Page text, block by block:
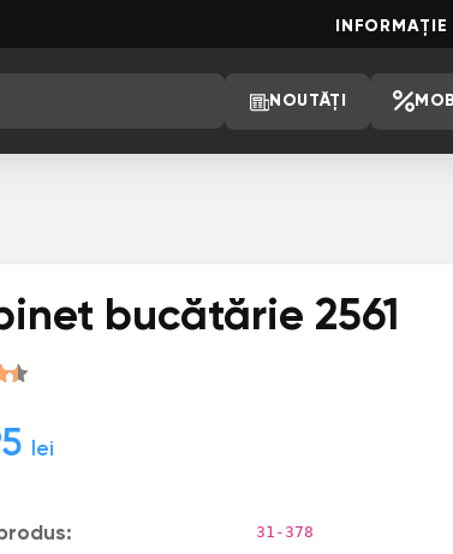
NOUTĂȚI
bucătărie 2561
lei
31-378